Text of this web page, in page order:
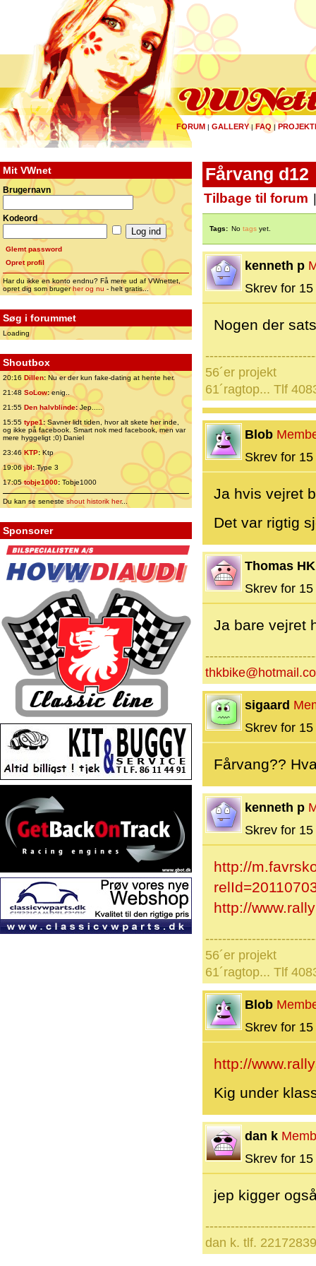
FORUM | GALLERY|FAQ |
Mit VWnet
Brugernavn
Kodeord
Glemt password
Opret profil
Har du ikke en konto endnu? Få mere ud af VWnettet,
opret dig som brugerher og nu - helt gratis...
Søg i forummet
Loading
Shoutbox
20:16 Dillen: Nu er der kun fake-dating at hente her.
21:48 SoLow:enig..
21:55 Den halvblinde:Jep.....
15:55 type1:Savner lidt tiden, hvor alt skete her inde,
og ikke på facebook. Smart nok med facebook, men var
mere hyggeligt ;0) Daniel
23:46 KTP:Ktp
19:06jbl:Type 3
17:05tobje1000: Tobje1000
Du kan se senesteshout historik her...
Sponsorer
Fårvang d12
Tilbage til forum
Tags: No tags yet.
kenneth p
Skrev for
Nogen der
56´er projekt
61´ragtop... Tlf
Blob
Skrev for
Ja hvis vejret
Det var rigtig
Thomas
Skrev for
Ja bare vejret
sigaard
Skrev for
Fårvang??
kenneth p
Skrev for
http://
http://
56´er projekt
61´ragtop... Tlf
Blob
Skrev for
http://
Kig under
dan k
Skrev for
jep kigger
dan k. tlf. 22172839